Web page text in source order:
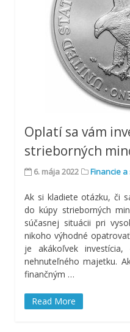
Oplatí sa vám
strieborných
6. mája 2022 Financie
Ak si kladiete otázku, či
do kúpy strieborných
súčasnej situácii pri
nikoho výhodné
je akákoľvek
nehnuteľného majetku.
finančným …
Read More